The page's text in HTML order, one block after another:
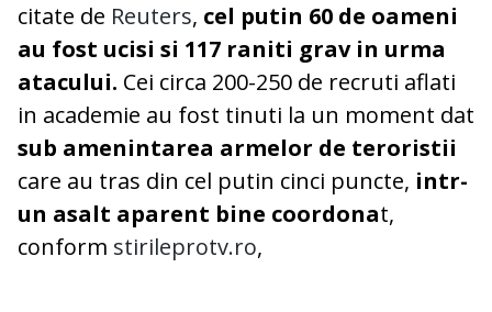
citate de Reuters, cel putin 60 de oameni
au fost ucisi si 117 raniti grav in urma
atacului. Cei circa 200-250 de recruti aflati
in academie au fost tinuti la un moment dat
sub amenintarea armelor de teroristii
care au tras din cel putin cinci puncte, intr-
un asalt aparent bine coordonat,
conform stirileprotv.ro,